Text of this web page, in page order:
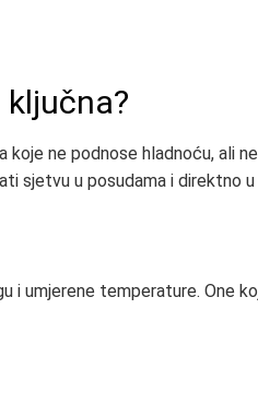
ne podnose hladnoću, ali
sjetvu u posudama i direktno u
i umjerene temperature. One